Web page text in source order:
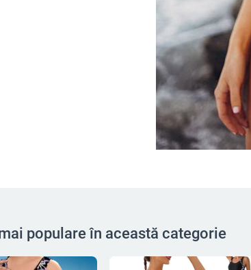
populare în această categorie